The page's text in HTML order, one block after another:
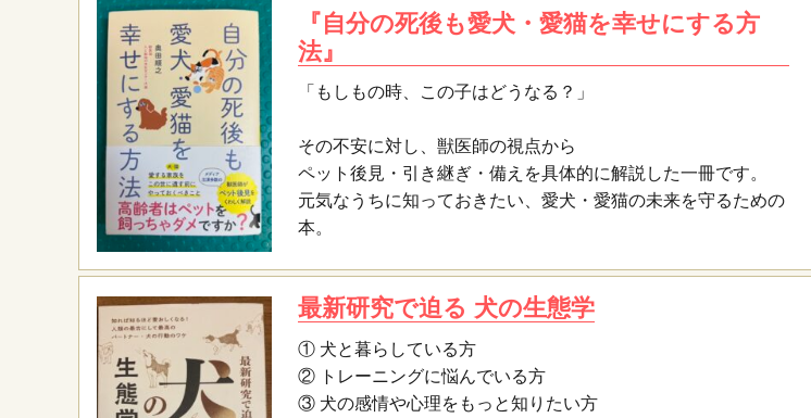
『自分の死後も愛犬・愛猫を幸せにする方
法』
「もしもの時、この子はどうなる？」
その不安に対し、獣医師の視点から
ペット後見・引き継ぎ・備えを具体的に解説した一冊です。
元気なうちに知っておきたい、愛犬・愛猫の未来を守るための
本。
最新研究で迫る 犬の生態学
① 犬と暮らしている方
② トレーニングに悩んでいる方
③ 犬の感情や心理をもっと知りたい方